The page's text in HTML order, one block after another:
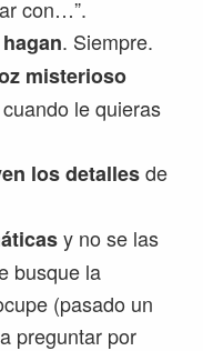
con…”.
. Siempre.
misterioso
le quieras
los detallesde
y no se las
busque la
(pasado un
preguntar por